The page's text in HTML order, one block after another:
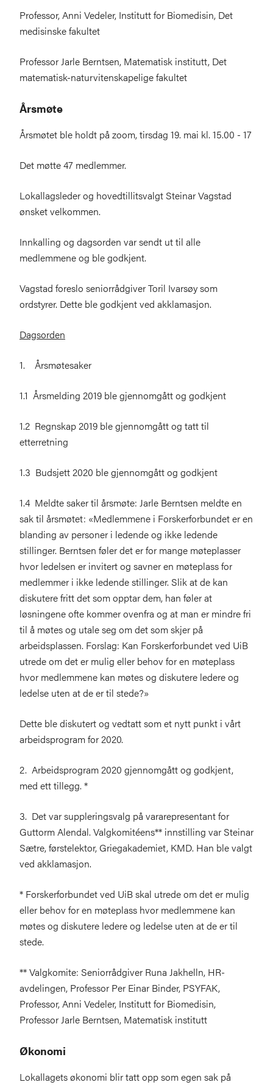
Professor, Anni Vedeler, Institutt for Biomedisin, Det
medisinske fakultet
Professor Jarle Berntsen, Matematisk institutt, Det
matematisk-naturvitenskapelige fakultet
Årsmøte
Årsmøtet ble holdt på zoom, tirsdag 19. mai kl. 15.00 - 17
Det møtte 47 medlemmer.
Lokallagsleder og hovedtillitsvalgt Steinar Vagstad
ønsket velkommen.
Innkalling og dagsorden var sendt ut til alle
medlemmene og ble godkjent.
Vagstad foreslo seniorrådgiver Toril Ivarsøy som
ordstyrer. Dette ble godkjent ved akklamasjon.
Dagsorden
1. Årsmøtesaker
1.1 Årsmelding 2019 ble gjennomgått og godkjent
1.2 Regnskap 2019 ble gjennomgått og tatt til
etterretning
1.3 Budsjett 2020 ble gjennomgått og godkjent
1.4 Meldte saker til årsmøte: Jarle Berntsen meldte en
sak til årsmøtet: «Medlemmene i Forskerforbundet er en
blanding av personer i ledende og ikke ledende
stillinger. Berntsen føler det er for mange møteplasser
hvor ledelsen er invitert og savner en møteplass for
medlemmer i ikke ledende stillinger. Slik at de kan
diskutere fritt det som opptar dem, han føler at
løsningene ofte kommer ovenfra og at man er mindre fri
til å møtes og utale seg om det som skjer på
arbeidsplassen. Forslag: Kan Forskerforbundet ved UiB
utrede om det er mulig eller behov for en møteplass
hvor medlemmene kan møtes og diskutere ledere og
ledelse uten at de er til stede?»
Dette ble diskutert og vedtatt som et nytt punkt i vårt
arbeidsprogram for 2020.
2. Arbeidsprogram 2020 gjennomgått og godkjent,
med ett tillegg. *
3. Det var suppleringsvalg på vararepresentant for
Guttorm Alendal. Valgkomitéens** innstilling var Steinar
Sætre, førstelektor, Griegakademiet, KMD. Han ble valgt
ved akklamasjon.
* Forskerforbundet ved UiB skal utrede om det er mulig
eller behov for en møteplass hvor medlemmene kan
møtes og diskutere ledere og ledelse uten at de er til
stede.
** Valgkomite: Seniorrådgiver Runa Jakhelln, HR-
avdelingen, Professor Per Einar Binder, PSYFAK,
Professor, Anni Vedeler, Institutt for Biomedisin,
Professor Jarle Berntsen, Matematisk institutt
Økonomi
Lokallagets økonomi blir tatt opp som egen sak på